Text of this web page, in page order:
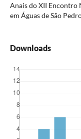
Anais do XII Encontro
em Águas de São
Downloads